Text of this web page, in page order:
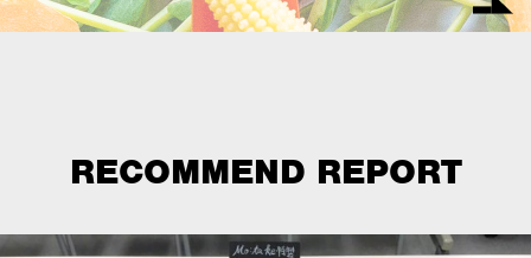
RECOMMEND REPORT